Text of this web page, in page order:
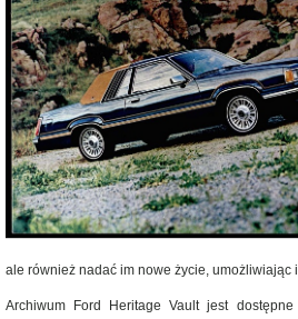
ale również nadać im nowe życie, umożliwiając
Archiwum Ford Heritage Vault jest